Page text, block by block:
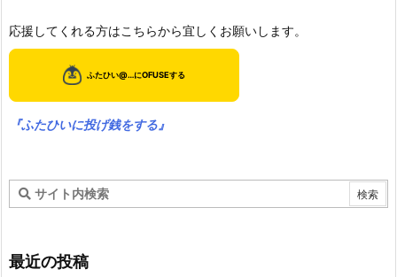
応援してくれる方はこちらから宜しくお願いします。
『ふたひいに投げ銭をする』
最近の投稿